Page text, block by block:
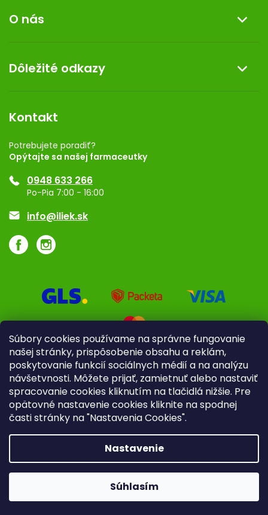
Súbory cookies používame na správne fungovanie
našej stránky, prispôsobenie obsahu a reklám,
poskytovanie funkcií sociálnych médií a na analýzu
návšetvnosti. Môžete prijať, zamietnuť alebo nastaviť
spracovanie cookies kliknutím na tlačidlá nižšie. Pre
opätovné nastavenie cookies kliknite na spodnej
časti stránky na "Nastavenia Cookies".
Nastavenie
Súhlasím
Reklamácia a vrátenie tovaru
Doprava a platba
Darček k nákupu
O nás
Kontakt
Dermocentrum
Dôležité odkazy
Rozhodnutie na prevádzku
Registrácia
Ponuka pre firmy
Značky
Kontakt
Potrebujete poradiť?
Opýtajte sa našej farmaceutky
0948 633 266
Po-Pia 7:00 - 16:00
info@iliek.sk
Pre firmy Poradenstvo
iliek.sk. Všetky práva vyhradené.
nastavenie cookies